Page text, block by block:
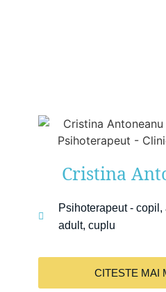
Cristina
Psihoterapeut - copil,
adult, cuplu
CITESTE MAI